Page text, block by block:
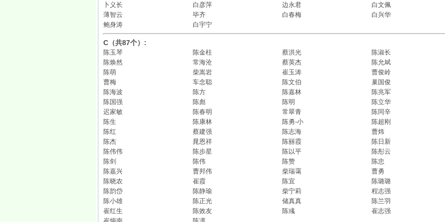
卜义长 白彦萍 边永君
白文佩
薄智云
毕齐 白春梅
白兴华
鲍身涛
白宇宁
C（共87个）:
陈玉琴 陈金柱 蔡洪光
陈淑长
陈焕然
常海沧 蔡英杰
陈允斌
陈萌
柴嵩岩 崔玉涛
曹俊岭
曹梅
车念聪 陈文伯
巢国俊
陈海波
陈方 陈嘉林
陈兆军
陈国强
陈彪 陈明
陈立华
迟家敏
陈春明 常翠青
陈同辛
陈生
陈康林 陈勇-小
陈超刚
陈红
蔡建强 陈志海
曹炜
陈杰
晁恩祥 陈丽霞
陈日新
陈伟伟
陈步星 陈以平
陈彤云
陈剑
陈伟 陈赞
陈忠
陈嘉兴
曹邦伟 柴瑞霭
曹勇
陈晓农
崔霞 陈宜
陈璐璐​
陈韵岱​
陈静瑜 柴宁莉
程志强
陈小雄
陈正光 储真真
陈兰羽
崔红生
陈效友 陈彧
崔志强